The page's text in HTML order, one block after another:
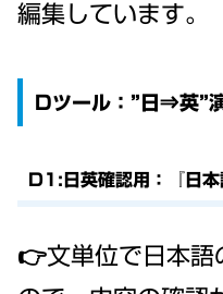
編集しています。
Dツール：”日⇒英”
D1:日英確認用：『日本
👉文単位で日本語